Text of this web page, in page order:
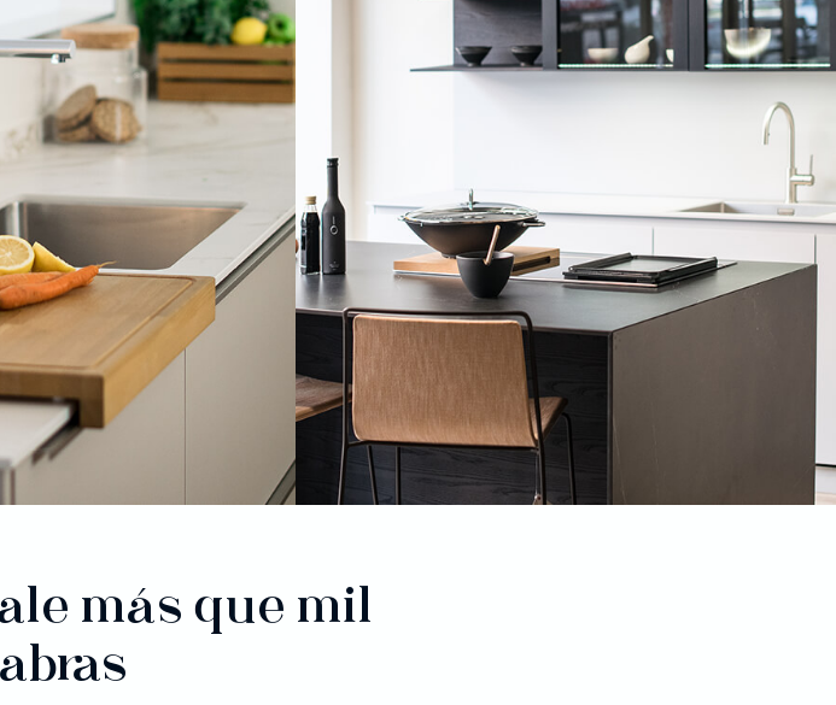
más que mil